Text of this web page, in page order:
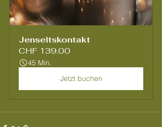
Jenseitskontakt
CHF 139.00
45 Min.
Jetzt buchen